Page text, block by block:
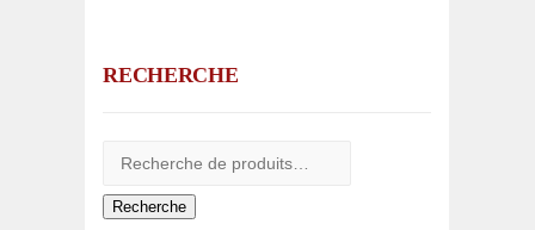
RECHERCHE
Recherche